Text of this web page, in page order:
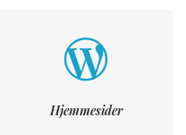
Hjemmesider
Læs mere